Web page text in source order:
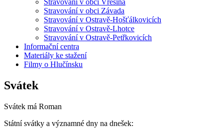
Stravování v obci Vřesina
Stravování v obci Závada
Stravování v Ostravě-Hošťálkovicích
Stravování v Ostravě-Lhotce
Stravování v Ostravě-Petřkovicích
Informační centra
Materiály ke stažení
Filmy o Hlučínsku
Svátek
Svátek má Roman
Státní svátky a významné dny na dnešek: